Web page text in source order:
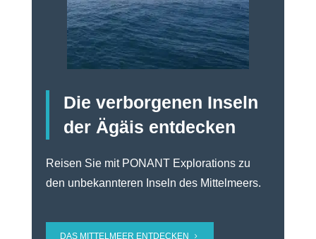
Die verborgenen Inseln
der Ägäis entdecken
Reisen Sie mit PONANT Explorations zu
den unbekannteren Inseln des Mittelmeers.
DAS MITTELMEER ENTDECKEN